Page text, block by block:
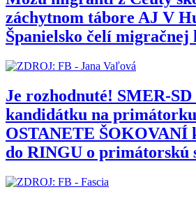
záchytnom tábore AJ V
Španielsko čelí migračnej
Je rozhodnuté! SMER-
kandidátku na
OSTANETE ŠOKOVANÍ
do RINGU o primátorskú